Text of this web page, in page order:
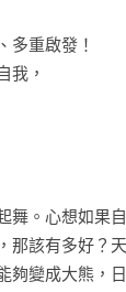
多重啟發！
我，
舞。心想如果
那該有多好？
夠變成大熊，